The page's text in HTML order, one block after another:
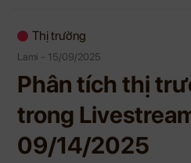
Thị trường
Lami - 15/09/2025
Phân tích thị
trong
09/14/2025